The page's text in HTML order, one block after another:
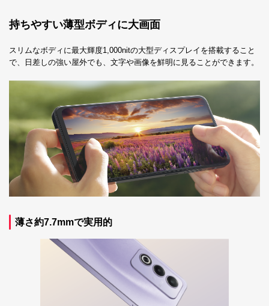
持ちやすい薄型ボディに大画面
スリムなボディに最大輝度1,000nitの大型ディスプレイを搭載すること
で、日差しの強い屋外でも、文字や画像を鮮明に見ることができます。
薄さ約7.7mmで実用的